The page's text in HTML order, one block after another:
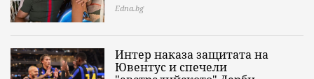
Edna.bg
Интер наказа защитата на
Ювентус и спечели